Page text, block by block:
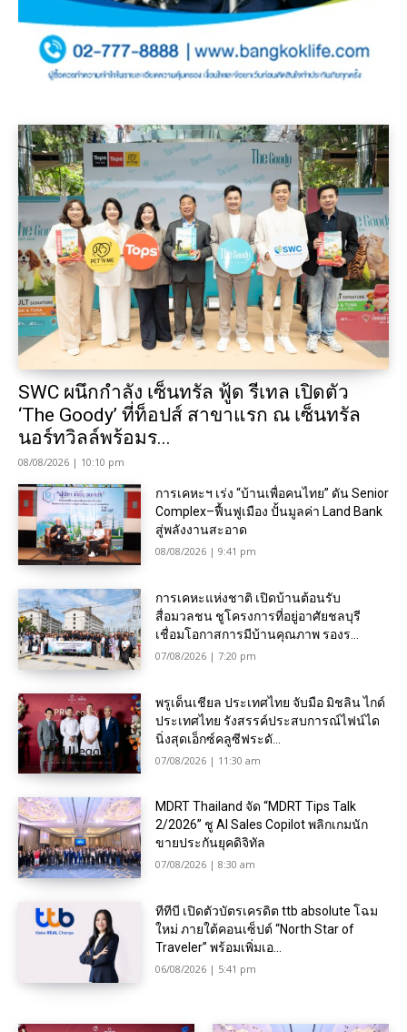
SWC ผนึกกำลัง เซ็นทรัล ฟู้ด รีเทล เปิดตัว
‘The Goody’ ที่ท็อปส์ สาขาแรก ณ เซ็นทรัล
นอร์ทวิลล์พร้อมร...
08/08/2026 | 10:10 pm
การเคหะฯ เร่ง “บ้านเพื่อคนไทย” ดัน Senior
Complex–ฟื้นฟูเมือง ปั้นมูลค่า Land Bank
สู่พลังงานสะอาด
08/08/2026 | 9:41 pm
การเคหะแห่งชาติ เปิดบ้านต้อนรับ
สื่อมวลชน ชูโครงการที่อยู่อาศัยชลบุรี
เชื่อมโอกาสการมีบ้านคุณภาพ รองร...
07/08/2026 | 7:20 pm
พรูเด็นเชียล ประเทศไทย จับมือ มิชลิน ไกด์
ประเทศไทย รังสรรค์ประสบการณ์ไฟน์ได
นิ่งสุดเอ็กซ์คลูซีฟระดั...
07/08/2026 | 11:30 am
MDRT Thailand จัด “MDRT Tips Talk
2/2026” ชู AI Sales Copilot พลิกเกมนัก
ขายประกันยุคดิจิทัล
07/08/2026 | 8:30 am
ทีทีบี เปิดตัวบัตรเครดิต ttb absolute โฉม
ใหม่ ภายใต้คอนเซ็ปต์ “North Star of
Traveler” พร้อมเพิ่มเอ...
06/08/2026 | 5:41 pm